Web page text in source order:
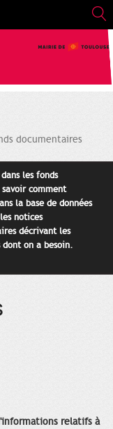
documentaires
les fonds
comment
la base de données
notices
décrivant les
dont on a besoin.
relatifs à